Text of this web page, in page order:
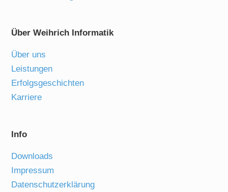
Über Weihrich Informatik
Über uns
Leistungen
Erfolgsgeschichten
Karriere
Info
Downloads
Impressum
Datenschutzerklärung